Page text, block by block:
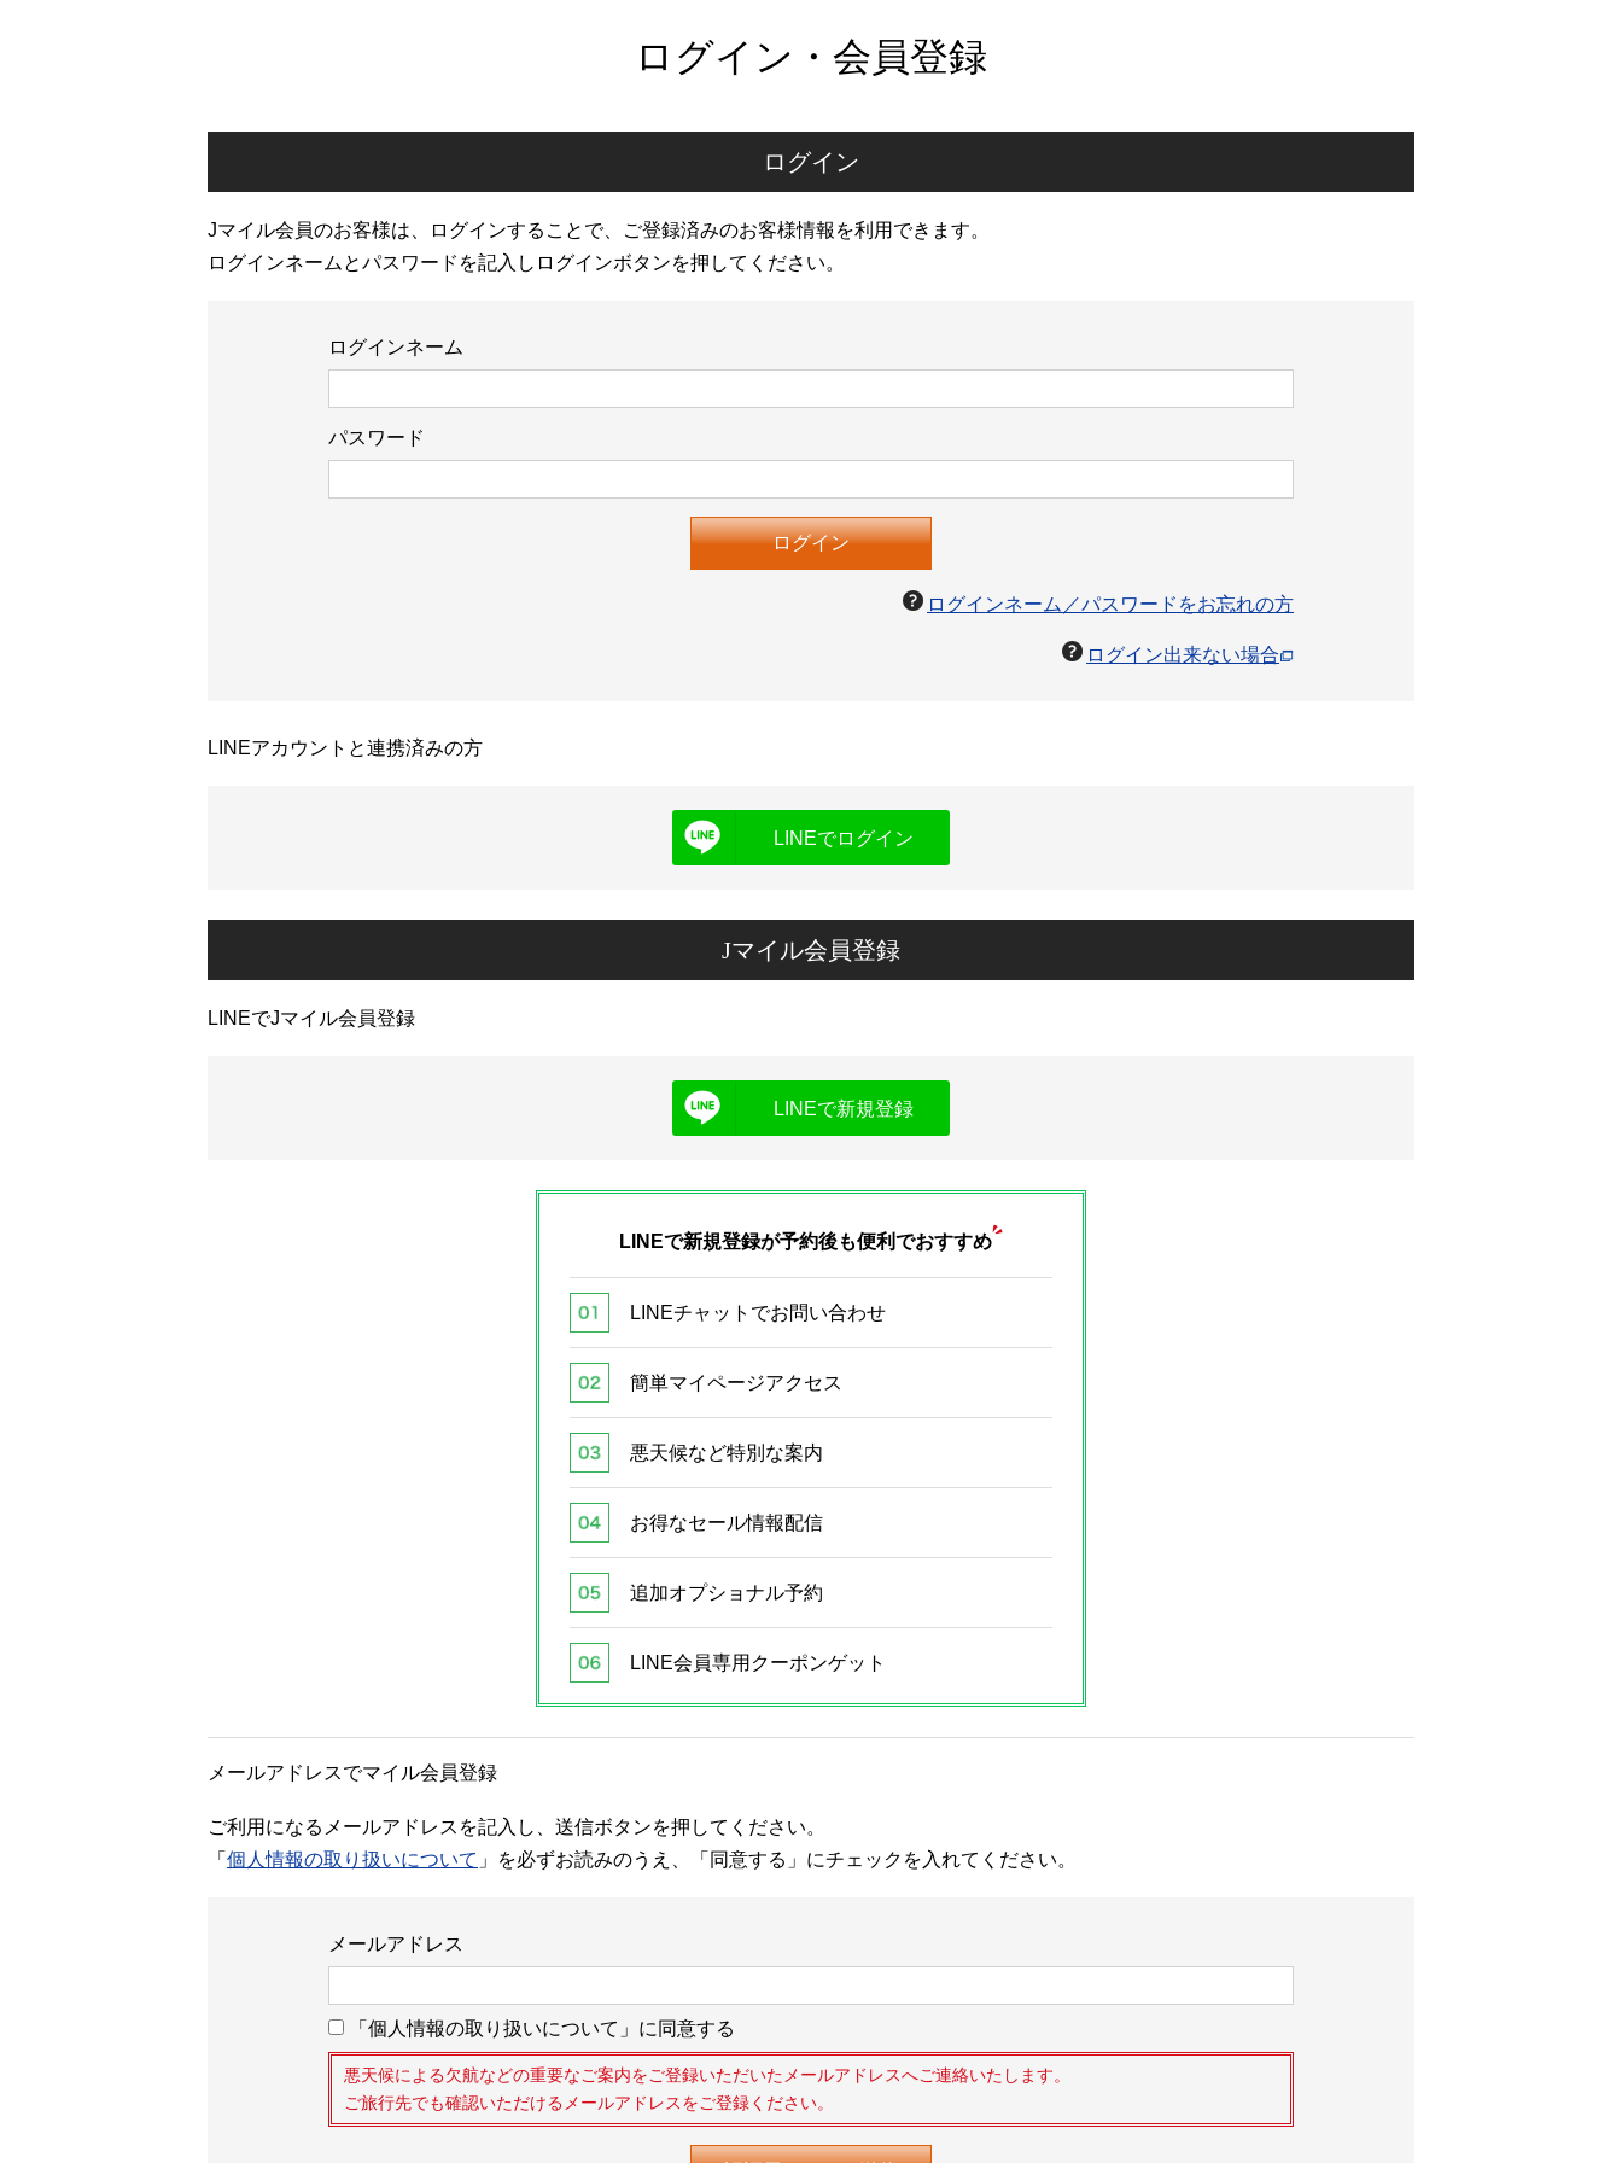
ログイン・会員登録
ログイン
Jマイル会員のお客様は、ログインすることで、ご登録済みのお客様情報を利用できます。
ログインネームとパスワードを記入しログインボタンを押してください。
ログインネーム
パスワード
ログインネーム／パスワードをお忘れの方
ログイン出来ない場合
LINEアカウントと連携済みの方
LINEでログイン
Jマイル会員登録
LINEでJマイル会員登録
LINEで新規登録
LINEで新規登録が予約後も便利でおすすめ
LINEチャットでお問い合わせ
簡単マイページアクセス
悪天候など特別な案内
お得なセール情報配信
追加オプショナル予約
LINE会員専用クーポンゲット
メールアドレスでマイル会員登録
ご利用になるメールアドレスを記入し、送信ボタンを押してください。
「 個人情報の取り扱いについて 」を必ずお読みのうえ、「同意する」にチェックを入れてください。
メールアドレス
「個人情報の取り扱いについて」に同意する
悪天候による欠航などの重要なご案内をご登録いただいたメールアドレスへご連絡いたします。
ご旅行先でも確認いただけるメールアドレスをご登録ください。